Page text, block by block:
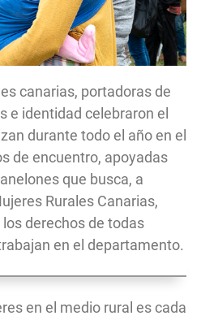
canarias, portadoras de
e identidad celebraron el
durante todo el año en el
de encuentro, apoyadas
que busca, a
Rurales Canarias,
derechos de todas
en el departamento.
en el medio rural es cada